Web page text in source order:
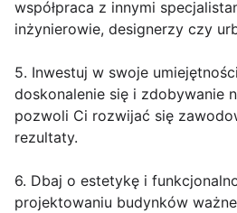
współpraca z innymi
inżynierowie, designerzy czy
5. Inwestuj w swoje
doskonalenie się i zdobywanie
pozwoli Ci rozwijać się
rezultaty.
6. Dbaj o estetykę i
projektowaniu budynków